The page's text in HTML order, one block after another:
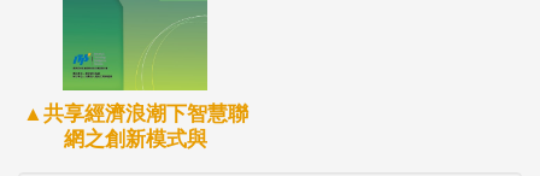
▲共享經濟浪潮下智慧聯
網之創新模式與